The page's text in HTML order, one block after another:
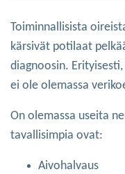
Toiminnallisista
kärsivät potilaat
diagnoosin.
ei ole olemassa
On olemassa useita
tavallisimpia ovat:
Aivohalvaus